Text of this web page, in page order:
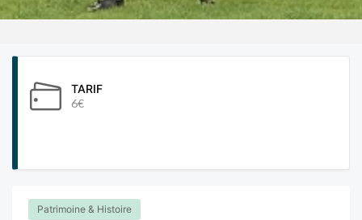
TARIF
6€
Patrimoine & Histoire